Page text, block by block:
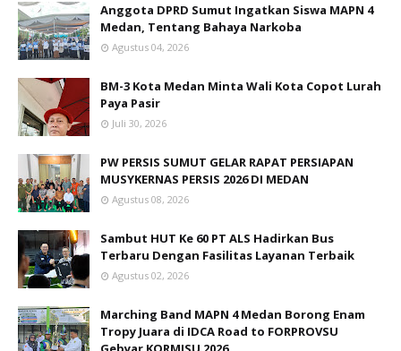
Sambut HUT Ke 60 PT ALS Hadirkan Bus
Terbaru Dengan Fasilitas Layanan Terbaik
Agustus 02, 2026
Marching Band MAPN 4 Medan Borong Enam
Tropy Juara di IDCA Road to FORPROVSU
Gebyar KORMISU 2026
Ledakan Grand Polonia Tewaskan ART Asal
NTT, Ini Komentar LBH Medan Soal Hak Korban
yang Wajib Dipenuhi
Juli 22, 2026
Kakanwil Kemenag Sumut Kukuhkan Agen
Perubahan, Bawa Misi Transformasi
BM-3 Kota Medan Ingatkan Panitia Seleksi